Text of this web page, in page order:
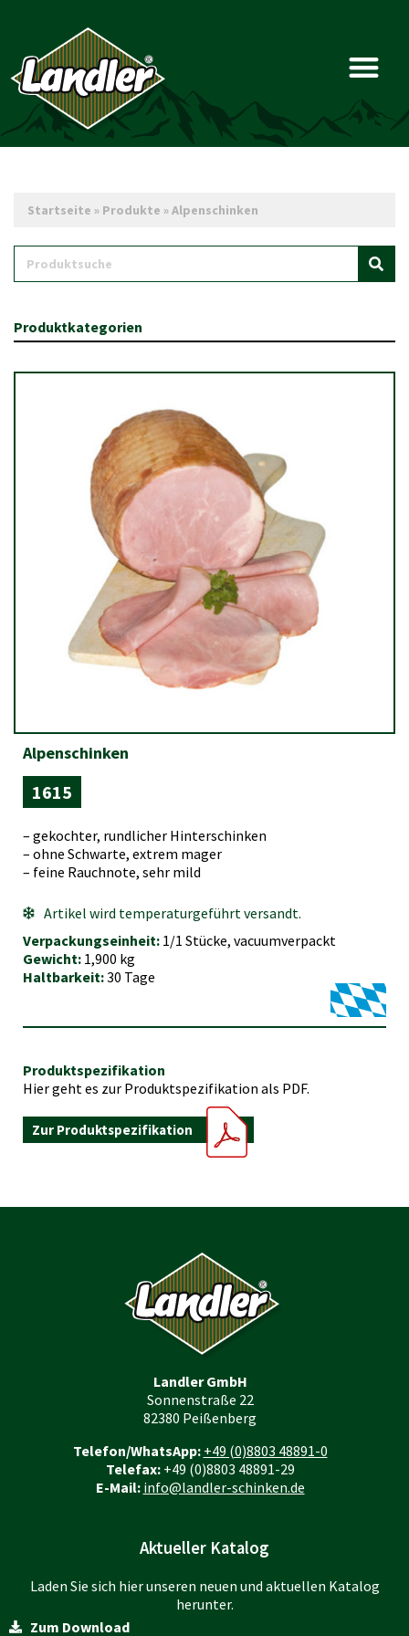
Startseite » Produkte »Alpenschinken
Produktkategorien
Alpenschinken
1615
– gekochter, rundlicher Hinterschinken
– ohne Schwarte, extrem mager
– feine Rauchnote, sehr mild
Artikel wird temperaturgeführt versandt.
Verpackungseinheit: 1/1 Stücke, vacuumverpackt
Gewicht: 1,900 kg
Haltbarkeit:30 Tage
Produktspezifikation
Hier geht es zur Produktspezifikation als PDF.
Zur Produktspezifikation
Landler GmbH
Sonnenstraße 22
82380 Peißenberg
Telefon/WhatsApp: +49 (0)8803 48891-0
Telefax:+49 (0)8803 48891-29
E-Mail: info@landler-schinken.de
Aktueller Katalog
Laden Sie sich hier unseren neuen und aktuellen Katalog
herunter.
Zum Download